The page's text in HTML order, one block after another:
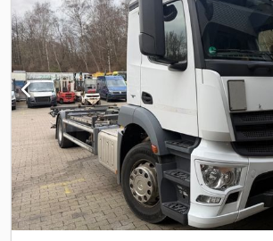
ar, Equipamento:ABS, acoplamento de
ruído, bloqueio do diferencial, controlo de
cruzeiro, travão de ar comprimido
, Para
7,45 m, -- Sujeito a erros tipográficos, enganos
imagens ilustrativas --, Mais dados em: !, Mais
Dkjdpfjzqfnrsx Akzor